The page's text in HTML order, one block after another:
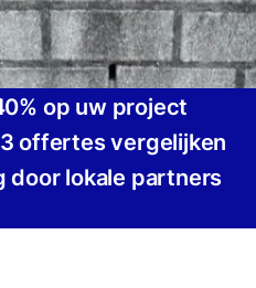
op uw project
offertes vergelijken
door lokale partners